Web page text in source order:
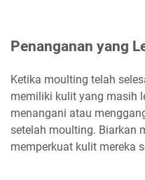
Penanganan yang
Ketika moulting telah
memiliki kulit yang masih
menangani atau
setelah moulting. Biarkan
memperkuat kulit mereka